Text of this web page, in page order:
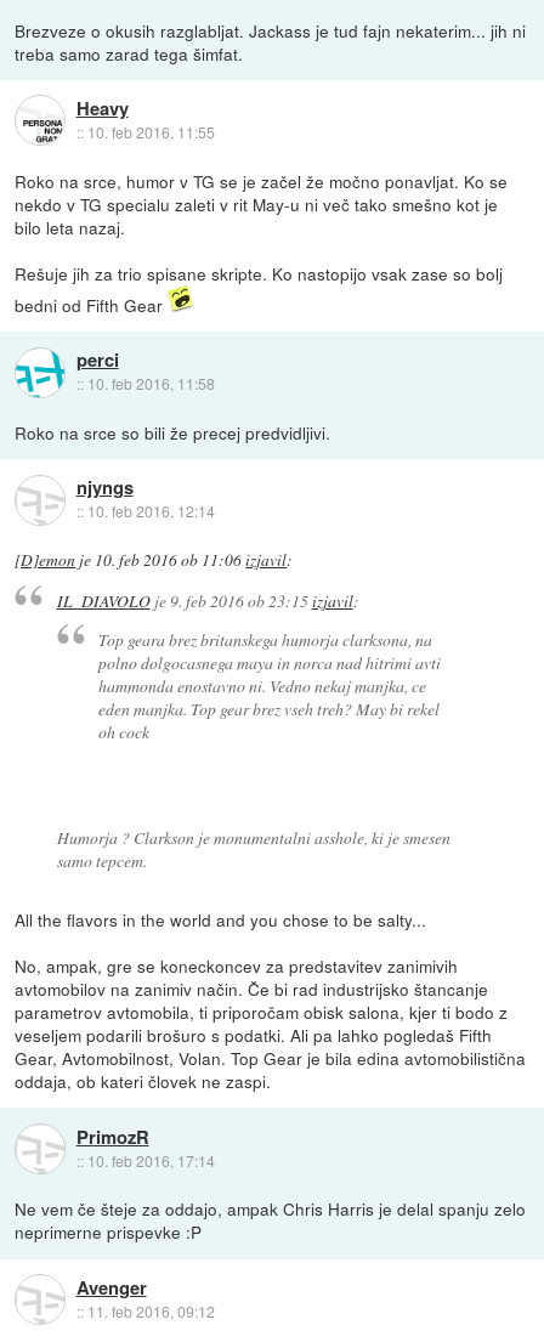
Brezveze o okusih razglabljat. Jackass je tud fajn nekaterim... jih ni
treba samo zarad tega šimfat.
Heavy
:: 10. feb 2016, 11:55
Roko na srce, humor v TG se je začel že močno ponavljat. Ko se
nekdo v TG specialu zaleti v rit May-u ni več tako smešno kot je
bilo leta nazaj.
Rešuje jih za trio spisane skripte. Ko nastopijo vsak zase so bolj
bedni od Fifth Gear
perci
:: 10. feb 2016, 11:58
Roko na srce so bili že precej predvidljivi.
njyngs
:: 10. feb 2016, 12:14
[D]emon je 10. feb 2016 ob 11:06izjavil:
IL_DIAVOLOje 9. feb 2016 ob 23:15izjavil:
Top geara brez britanskega humorja clarksona, na
polno dolgocasnega maya in norca nad hitrimi avti
hammonda enostavno ni. Vedno nekaj manjka, ce
eden manjka. Top gear brez vseh treh? May bi rekel
oh cock
Humorja ? Clarkson je monumentalni asshole, ki je smesen
samo tepcem.
All the flavors in the world and you chose to be salty...
No, ampak, gre se koneckoncev za predstavitev zanimivih
avtomobilov na zanimiv način. Če bi rad industrijsko štancanje
parametrov avtomobila, ti priporočam obisk salona, kjer ti bodo z
veseljem podarili brošuro s podatki. Ali pa lahko pogledaš Fifth
Gear, Avtomobilnost, Volan. Top Gear je bila edina avtomobilistična
oddaja, ob kateri človek ne zaspi.
PrimozR
:: 10. feb 2016, 17:14
Ne vem če šteje za oddajo, ampak Chris Harris je delal spanju zelo
neprimerne prispevke :P
Avenger
:: 11. feb 2016, 09:12